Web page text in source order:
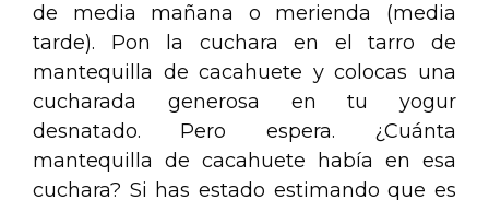
de media mañana o merienda (media
tarde). Pon la cuchara en el tarro de
mantequilla de cacahuete y colocas una
cucharada generosa en tu yogur
desnatado. Pero espera. ¿Cuánta
mantequilla de cacahuete había en esa
cuchara? Si has estado estimando que es